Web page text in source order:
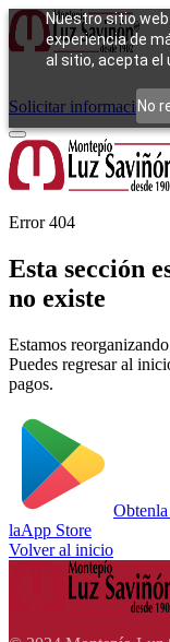
Nuestro sitio
experiencia de
al sitio, acepta el
No
Cómo funcionaTipos
Solicitar información
Error 404
Esta sección
no existe
Estamos
Puedes regresar al
pagos.
Obtenla
laApp Store
Volver al inicio